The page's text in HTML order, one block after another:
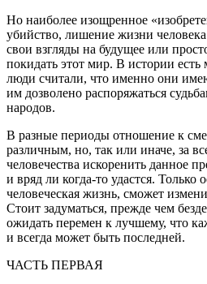
Но наиболее изощренное
убийство, лишение жизни
свои взгляды на будущее или
покидать этот мир. В истории есть
люди считали, что именно они
им дозволено распоряжаться
народов.
В разные периоды отношение к
различным, но, так или иначе, за
человечества искоренить данное
и вряд ли когда-то удастся. Только
человеческая жизнь, сможет
Стоит задуматься, прежде чем
ожидать перемен к лучшему, что
и всегда может быть последней.
ЧАСТЬ ПЕРВАЯ